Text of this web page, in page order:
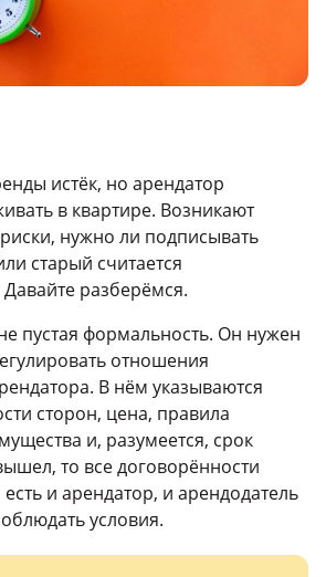
истёк, но арендатор
в квартире. Возникают
нужно ли подписывать
старый считается
разберёмся.
пустая формальность. Он нужен
отношения
В нём указываются
сторон, цена, правила
и, разумеется, срок
то все договорённости
и арендатор, и арендодатель
условия.